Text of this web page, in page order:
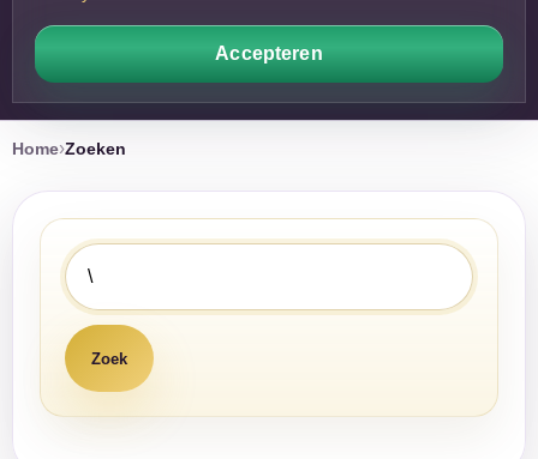
Accepteren
Home Zoeken